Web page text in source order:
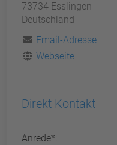
73734 Esslingen
Deutschland
Email-Adresse
Webseite
Direkt Kontakt
Anrede*: